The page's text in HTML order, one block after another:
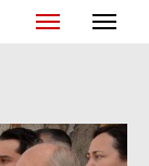
Aniversario